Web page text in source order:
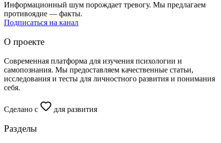
Информационный шум порождает тревогу. Мы предлагаем
противоядие — факты.
Подписаться на канал
О проекте
Современная платформа для изучения психологии и
самопознания. Мы предоставляем качественные статьи,
исследования и тесты для личностного развития и понимания
себя.
Сделано с для развития
Разделы